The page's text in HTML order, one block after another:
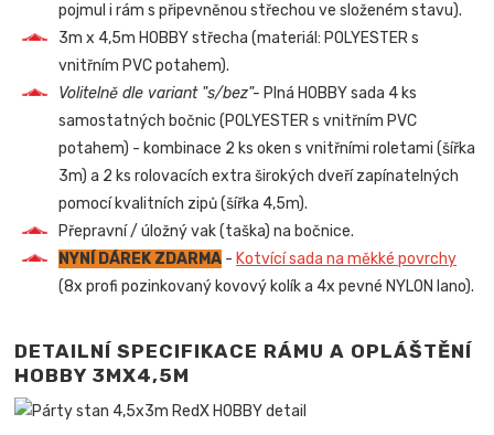
pojmul i rám s připevněnou střechou ve složeném stavu).
3m x 4,5m HOBBY střecha (materiál: POLYESTER s
vnitřním PVC potahem).
Volitelně dle variant "s/bez"- Plná HOBBY sada 4 ks
samostatných bočnic (POLYESTER s vnitřním PVC
potahem) - kombinace 2 ks oken s vnitřními roletami (šířka
3m) a 2 ks rolovacích extra širokých dveří zapínatelných
pomocí kvalitních zipů (šířka 4,5m).
Přepravní / úložný vak (taška) na bočnice.
NYNÍ DÁREK ZDARMA - Kotvící sada na měkké povrchy
(8x profi pozinkovaný kovový kolík a 4x pevné NYLON lano).
DETAILNÍ SPECIFIKACE RÁMU A OPLÁŠTĚNÍ
HOBBY 3MX4,5M